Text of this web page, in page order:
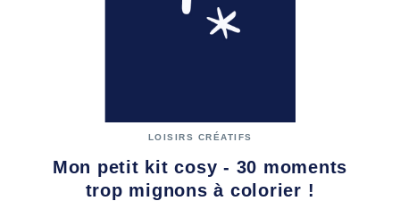
LOISIRS CRÉATIFS
Mon petit kit cosy - 30 moments
trop mignons à colorier !